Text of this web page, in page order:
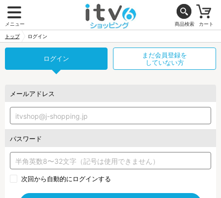
メニュー 商品検索 カート
トップ ログイン
ログイン
まだ会員登録を
していない方
メールアドレス
パスワード
次回から自動的にログインする